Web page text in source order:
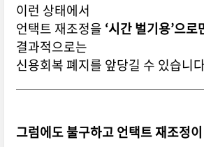
이런 상태에서
언택트 재조정을 ‘시간 벌기용’으
결과적으로는
신용회복 폐지를 앞당길 수 있습니
그럼에도 불구하고 언택트 재조정